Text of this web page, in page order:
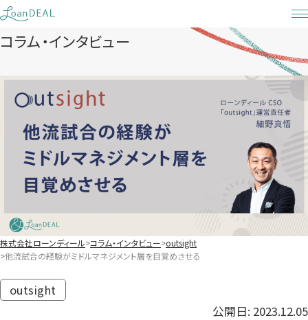
Skip
to
content
コラム・インタビュー
株式会社ローンディール コラム・インタビュー outsight
他流試合の経験がミドルマネジメント層を目覚めさせる
outsight
公開日: 2023.12.05